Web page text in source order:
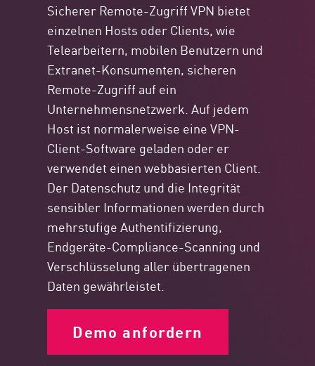
Sicherer Remote-Zugriff VPN bietet
einzelnen Hosts oder Clients, wie
Telearbeitern, mobilen Benutzern und
Extranet-Konsumenten, sicheren
Remote-Zugriff auf ein
Unternehmensnetzwerk. Auf jedem
Host ist normalerweise eine VPN-
Client-Software geladen oder er
verwendet einen webbasierten Client.
Der Datenschutz und die Integrität
sensibler Informationen werden durch
mehrstufige Authentifizierung,
Endgeräte-Compliance-Scanning und
Verschlüsselung aller übertragenen
Daten gewährleistet.
Demo anfordern